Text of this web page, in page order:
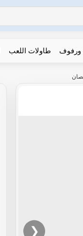
ورفوف طاولات اللعب
❮